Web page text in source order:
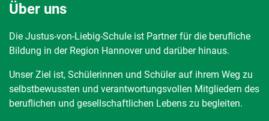
Über uns
Die Justus-von-Liebig-Schule ist Partner für die berufliche
Bildung in der Region Hannover und darüber hinaus.
Unser Ziel ist, Schülerinnen und Schüler auf ihrem Weg zu
selbstbewussten und verantwortungsvollen Mitgliedern des
beruflichen und gesellschaftlichen Lebens zu begleiten.